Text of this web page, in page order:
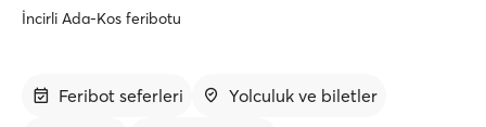
İncirli Ada-Kos feribotu
Feribot seferleri
Yolculuk ve biletler